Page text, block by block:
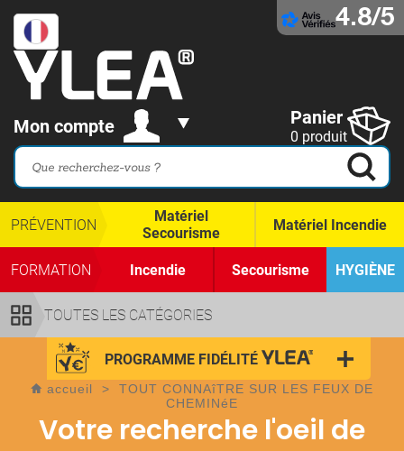
4.8/5
Mon compte Panier
0 produit
TOUTES LES CATÉGORIES
PRÉVENTION
Matériel
Secourisme
Matériel Incendie
FORMATION Incendie Secourisme HYGIÈNE
PROGRAMME FIDÉLITÉ
accueil > TOUT CONNAîTRE SUR LES FEUX DE
CHEMINéE
Votre recherche l'oeil de